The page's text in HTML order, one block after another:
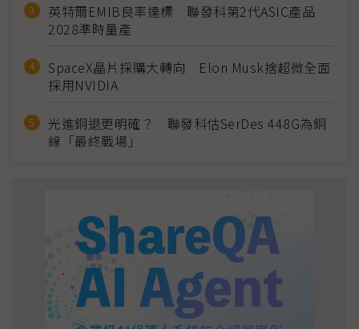
英特爾EMIB良率達標 聯發科第2代ASIC產品
2028準時量產
SpaceX晶片採購大轉向 Elon Musk捨超微全面
採用NVIDIA
光進銅退更明確？ 聯發科估SerDes 448G為銅
線「最終戰場」